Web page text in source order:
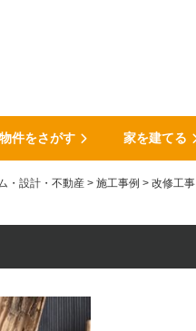
物件をさがす 家を建てる
・設計・不動産 > 施工事例 > 改修工事